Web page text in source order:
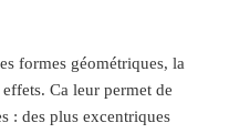
formes géométriques, la
Ca leur permet de
: des plus excentriques